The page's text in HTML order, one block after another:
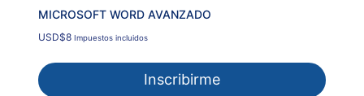
MICROSOFT WORD AVANZADO
USD$8 Impuestos incluidos
Inscribirme